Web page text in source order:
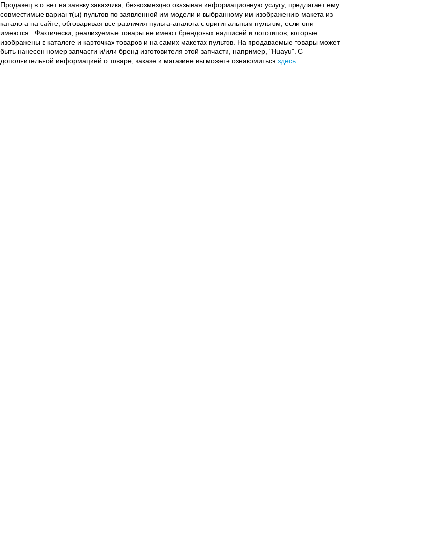
Продавец в ответ на заявку заказчика, безвозмездно оказывая информационную услугу, предлагает ему
совместимые вариант(ы) пультов по заявленной им модели и выбранному им изображению макета из
каталога на сайте, обговаривая все различия пульта-аналога с оригинальным пультом, если они
имеются. Фактически, реализуемые товары не имеют брендовых надписей и логотипов, которые
изображены в каталоге и карточках товаров и на самих макетах пультов. На продаваемые товары может
быть нанесен номер запчасти и/или бренд изготовителя этой запчасти, например, "Huayu". С
дополнительной информацией о товаре, заказе и магазине вы можете ознакомиться здесь